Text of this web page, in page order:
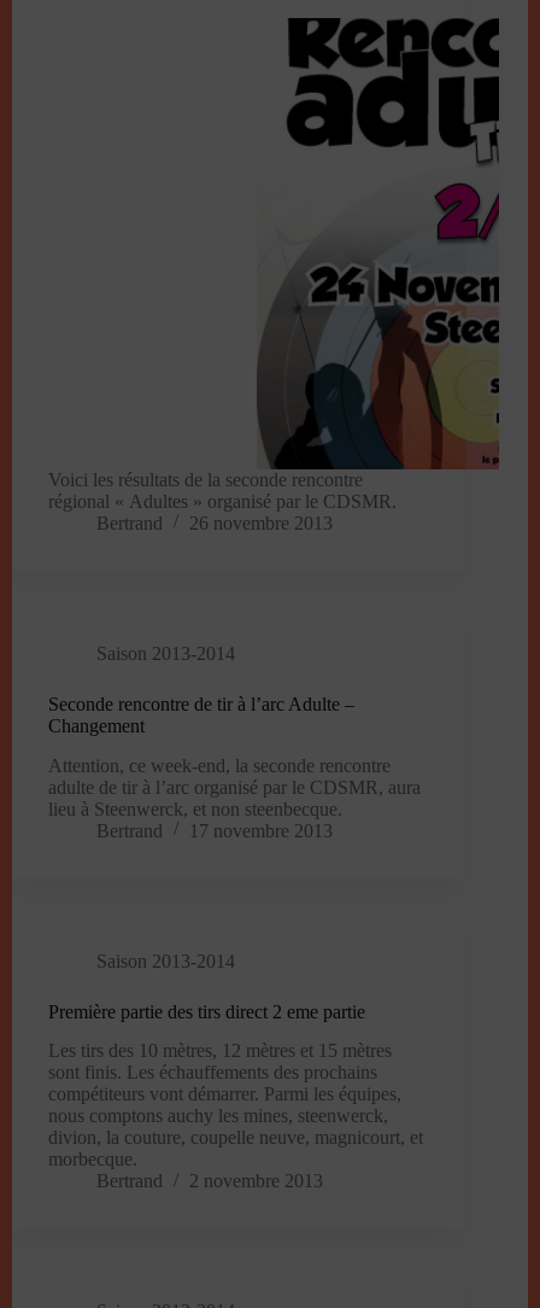
Voici les résultats de la seconde rencontre
régional « Adultes » organisé par le CDSMR.
Bertrand
26 novembre 2013
Saison 2013-2014
Seconde rencontre de tir à l’arc Adulte –
Changement
Attention, ce week-end, la seconde rencontre
adulte de tir à l’arc organisé par le CDSMR, aura
lieu à Steenwerck, et non steenbecque.
Bertrand
17 novembre 2013
Saison 2013-2014
Première partie des tirs direct 2 eme partie
Les tirs des 10 mètres, 12 mètres et 15 mètres
sont finis. Les échauffements des prochains
compétiteurs vont démarrer. Parmi les équipes,
nous comptons auchy les mines, steenwerck,
divion, la couture, coupelle neuve, magnicourt, et
morbecque.
Bertrand
2 novembre 2013